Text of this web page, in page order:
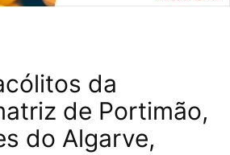
da
de Portimão,
do Algarve,